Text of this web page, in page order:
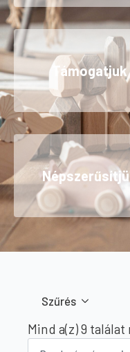
Szűrés
Mind a(z) 9